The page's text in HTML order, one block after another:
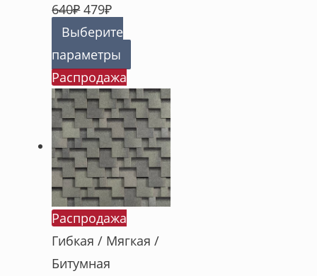
640₽ 479₽
Выберите
параметры
Распродажа
Распродажа
Гибкая / Мягкая /
Битумная